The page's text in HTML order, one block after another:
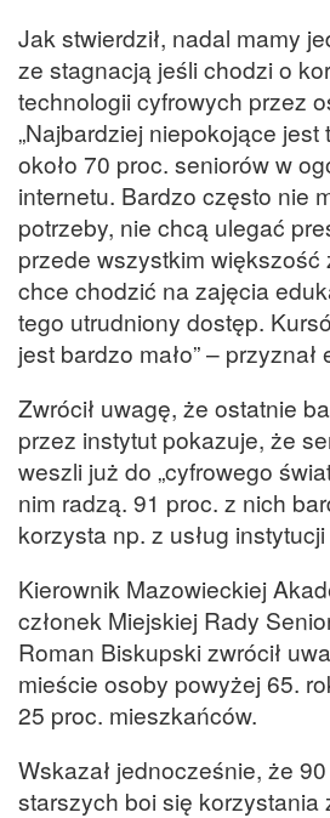
Jak stwierdził, nadal mamy
ze stagnacją jeśli chodzi o
technologii cyfrowych przez
„Najbardziej niepokojące jest
około 70 proc. seniorów w
internetu. Bardzo często nie
potrzeby, nie chcą ulegać
przede wszystkim większość
chce chodzić na zajęcia
tego utrudniony dostęp.
jest bardzo mało” – przyznał
Zwrócił uwagę, że ostatnie
przez instytut pokazuje, że
weszli już do „cyfrowego
nim radzą. 91 proc. z nich
korzysta np. z usług
Kierownik Mazowieckiej
członek Miejskiej Rady
Roman Biskupski zwrócił
mieście osoby powyżej 65.
25 proc. mieszkańców.
Wskazał jednocześnie, że
starszych boi się korzystania